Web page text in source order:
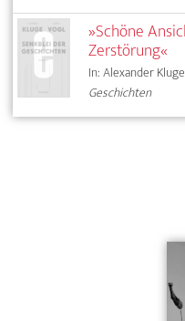
»Schöne
Zerstörung«
In: Alexander
Geschichten